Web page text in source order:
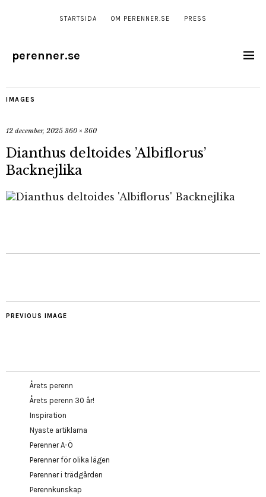
STARTSIDA OM PERENNER.SE PRESS
perenner.se
IMAGES
12 december, 2025 360 × 360
Dianthus deltoides ’Albiflorus’
Backnejlika
PREVIOUS IMAGE
Årets perenn
Årets perenn 30 år!
Inspiration
Nyaste artiklarna
Perenner A-Ö
Perenner för olika lägen
Perenner i trädgården
Perennkunskap